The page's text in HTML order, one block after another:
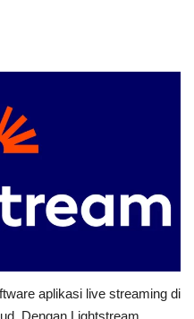
aplikasi live streaming di
Dengan Lightstream,